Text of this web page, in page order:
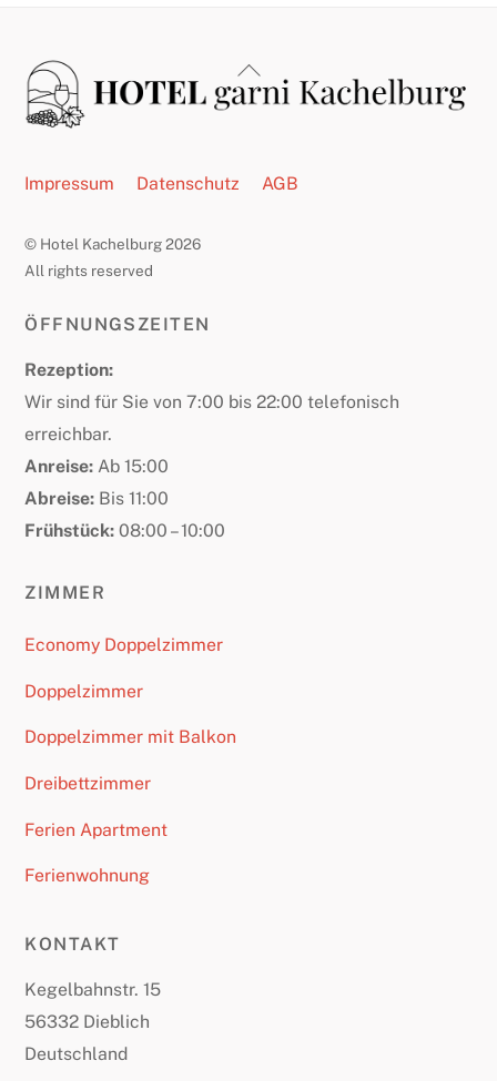
Back
To
Impressum Datenschutz AGB
© Hotel Kachelburg 2026
All rights reserved
ÖFFNUNGSZEITEN
Rezeption:
Wir sind für Sie von 7:00 bis 22:00 telefonisch
erreichbar.
Anreise: Ab 15:00
Abreise: Bis 11:00
Frühstück: 08:00 – 10:00
ZIMMER
Economy Doppelzimmer
Doppelzimmer
Doppelzimmer mit Balkon
Dreibettzimmer
Ferien Apartment
Ferienwohnung
KONTAKT
Kegelbahnstr. 15
56332 Dieblich
Deutschland